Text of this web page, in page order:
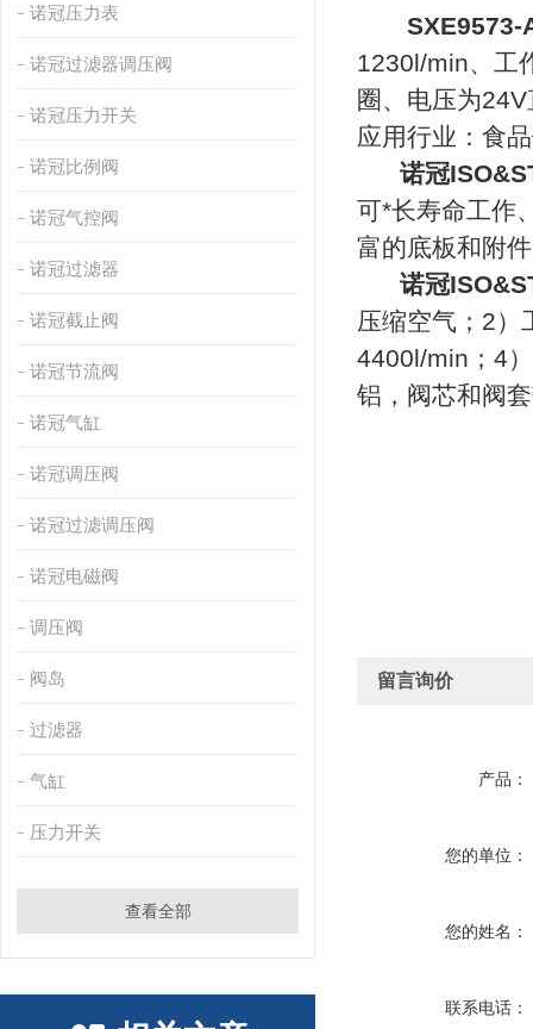
诺冠压力表
诺冠过滤器调压阀
诺冠压力开关
诺冠比例阀
诺冠气控阀
诺冠过滤器
诺冠截止阀
诺冠节流阀
诺冠气缸
诺冠调压阀
诺冠过滤调压阀
诺冠电磁阀
调压阀
阀岛
过滤器
气缸
压力开关
查看全部
SXE9573-
1230l/min、工
圈、电压为
应用行业：食
诺冠
可*长寿命工作
富的底板和附
诺冠
压缩空气；2）
4400l/min；4
铝，阀芯和阀
留言询价
产品：
您的单位：
您的姓名：
联系电话：